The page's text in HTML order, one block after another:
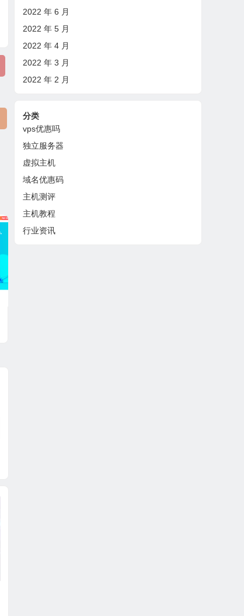
2022 年 6 月
2022 年 5 月
2022 年 4 月
2022 年 3 月
2022 年 2 月
分类
vps优惠吗
独立服务器
虚拟主机
域名优惠码
主机测评
主机教程
行业资讯